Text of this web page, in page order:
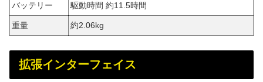
バッテリー 駆動時間 約11.5時間
重量 約2.06kg
拡張インターフェイス